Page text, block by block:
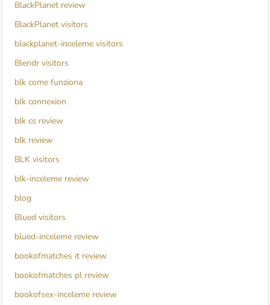
BlackPlanet review
BlackPlanet visitors
blackplanet-inceleme visitors
Blendr visitors
blk come funziona
blk connexion
blk cs review
blk review
BLK visitors
blk-inceleme review
blog
Blued visitors
blued-inceleme review
bookofmatches it review
bookofmatches pl review
bookofsex-inceleme review